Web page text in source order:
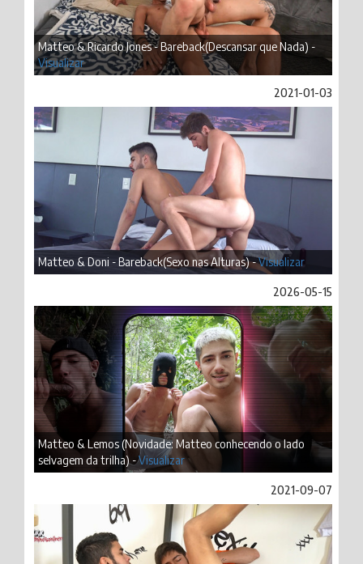
Matteo & Ricardo Jones - Bareback(Descansar que Nada) -
Visualizar
2021-01-03
Matteo & Doni - Bareback(Sexo nas Alturas) -Visualizar
2026-05-15
Matteo & Lemos (Novidade: Matteo conhecendo o lado
selvagem da trilha) -Visualizar
2021-09-07